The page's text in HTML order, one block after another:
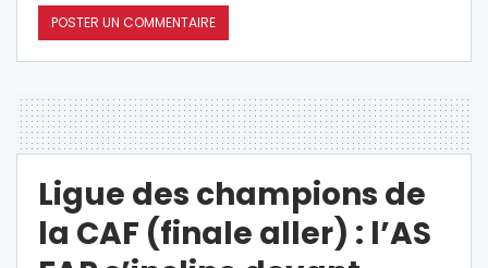
Ligue des champions de
la CAF (finale aller) : l’AS